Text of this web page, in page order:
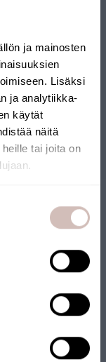
ja mainosten
Lisäksi
ja analytiikka-
käytät
näitä
tai joita on
drivs av
från Finland.